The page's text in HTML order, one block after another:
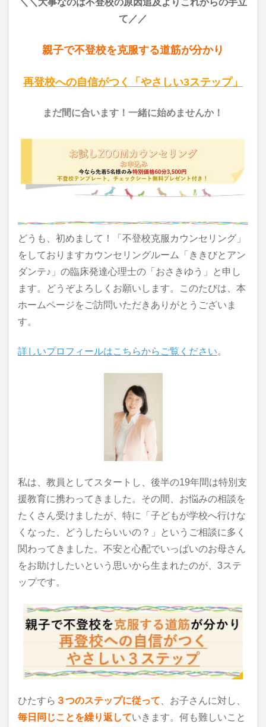
＼＼大事なのは不登校の原因追及よりこれからの手立
て／／
親子で不登校を克服する道筋が分かり
再登校への自信がつく「やさしい3ステップ」
まだ間に合います！一緒に始めませんか！
どうも、初めまして！「不登校克服カウンセリング」
をしておりますカウンセリングルーム「ききびとアン
ダンテ♪」の臨床発達心理士の「おさきゆう」と申し
ます。どうぞよろしくお願いします。このたびは、本
ホームページをご訪問いただきありがとうございま
す。
詳しいプロフィールはこちらからご覧ください。
私は、教員としてスタートし、後半の19年間は特別支
援教育に携わってきました。その間、お悩みの相談を
たくさん受けましたが、特に「子どもが学校へ行けな
くなった、どうしたらいいの？」というご相談に多く
関わってきました。不安と心配でいっぱいのお母さん
をお助けしたいという思いから生まれたのが、3ステ
ップです。
ひたすら ３つのステップに従って 、お子さんに対し、
毎日同じことを繰り返していきます。何も難しいこと